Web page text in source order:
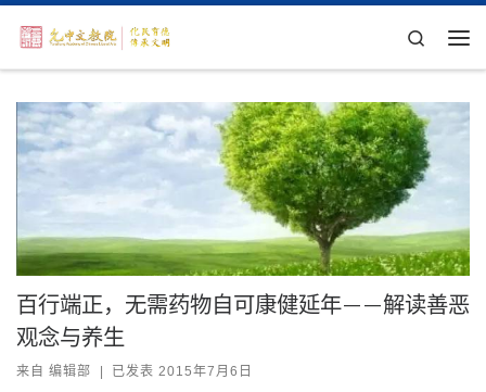
Skip to content
Search
百行端正，无需药物自可康健延年——解读善恶
观念与养生
来自 编辑部 | 已发表 2015年7月6日